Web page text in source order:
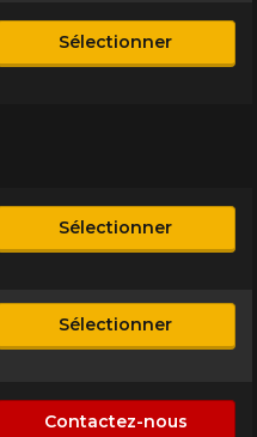
Sélectionner
Sélectionner
Sélectionner
Contactez-nous